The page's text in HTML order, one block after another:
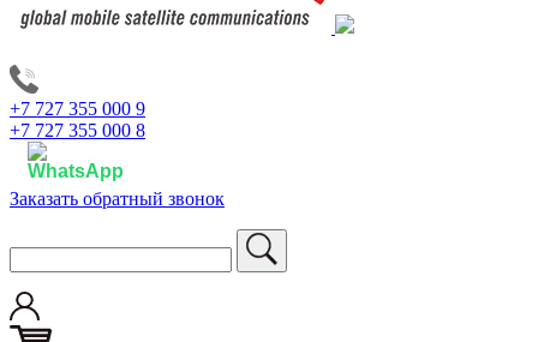
+7 727 355 000 9
+7 727 355 000 8
Заказать обратный звонок